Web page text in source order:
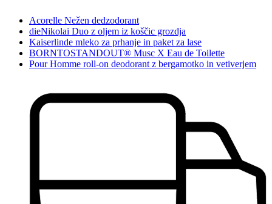
Acorelle Nežen dedzodorant
dieNikolai Duo z oljem iz koščic grozdja
Kaiserlinde mleko za prhanje in paket za lase
BORNTOSTANDOUT® Musc X Eau de Toilette
Pour Homme roll-on deodorant z bergamotko in vetiverjem